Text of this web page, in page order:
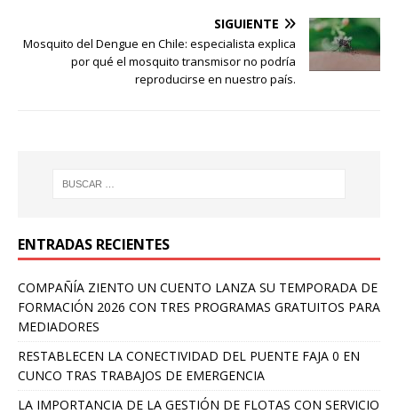
SIGUIENTE
Mosquito del Dengue en Chile: especialista explica
por qué el mosquito transmisor no podría
reproducirse en nuestro país.
ENTRADAS RECIENTES
COMPAÑÍA ZIENTO UN CUENTO LANZA SU TEMPORADA DE
FORMACIÓN 2026 CON TRES PROGRAMAS GRATUITOS PARA
MEDIADORES
RESTABLECEN LA CONECTIVIDAD DEL PUENTE FAJA 0 EN
CUNCO TRAS TRABAJOS DE EMERGENCIA
LA IMPORTANCIA DE LA GESTIÓN DE FLOTAS CON SERVICIO